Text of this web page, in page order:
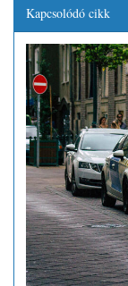
Kapcsolódó cikk